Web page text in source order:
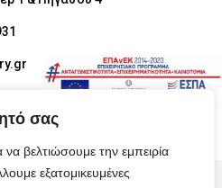
σας
βελτιώσουμε την εμπειρία
εξατομικευμένες
RESERVED​